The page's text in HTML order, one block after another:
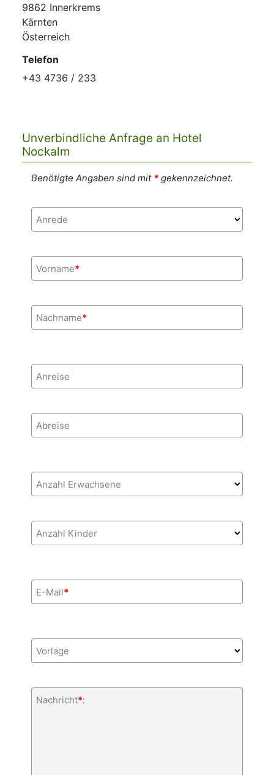
9862 Innerkrems
Kärnten
Österreich
Telefon
+43 4736 / 233
Unverbindliche Anfrage an Hotel
Nockalm
Benötigte Angaben sind mit *gekennzeichnet.
Anrede
Vorname*
Nachname*
Anreise
Abreise
Anzahl Erwachsene
Anzahl Kinder
E-Mail*
Vorlage
Nachricht*: